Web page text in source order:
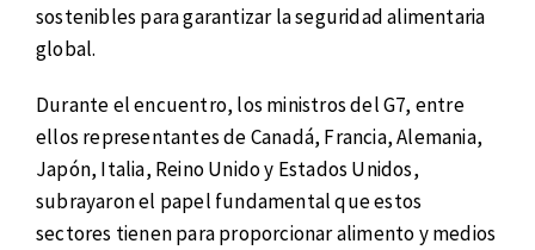
sostenibles para garantizar la seguridad alimentaria
global.
Durante el encuentro, los ministros del G7, entre
ellos representantes de Canadá, Francia, Alemania,
Japón, Italia, Reino Unido y Estados Unidos,
subrayaron el papel fundamental que estos
sectores tienen para proporcionar alimento y medios